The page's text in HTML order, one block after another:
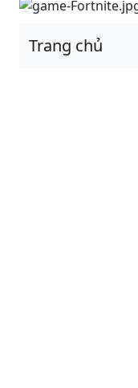
Trang chủ